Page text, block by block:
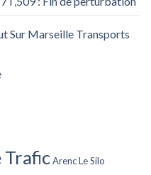
Sur Marseille Transports
Arenc Le Silo